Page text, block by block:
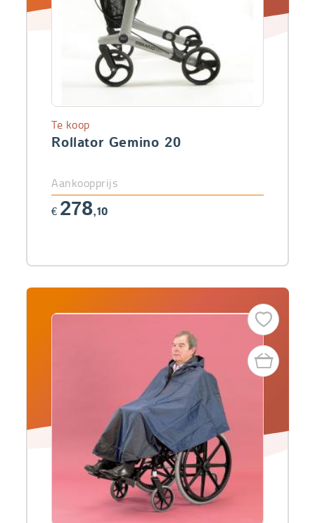
Rollator Gemino 20
Te koop
Aankoopprijs
€ 278,10